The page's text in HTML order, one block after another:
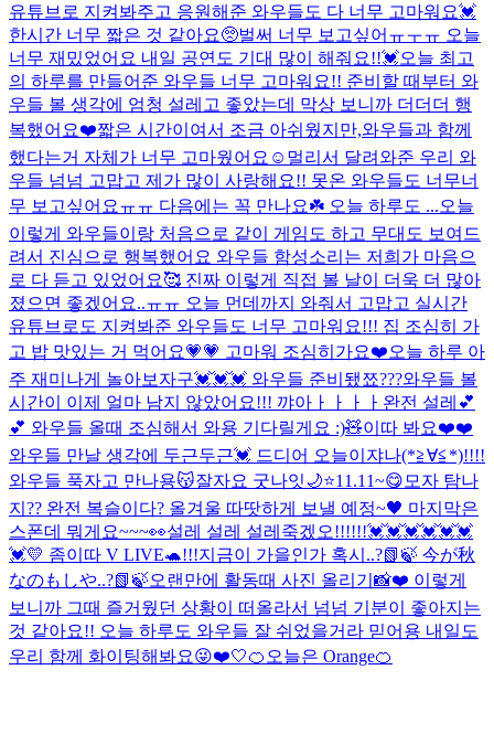
유튜브로 지켜봐주고 응원해준 와우들도 다 너무 고마워요💓
한시간 너무 짧은 것 같아요🥺벌써 너무 보고싶어ㅠㅜㅠ 오늘
너무 재밌었어요 내일 공연도 기대 많이 해줘요!!💓오늘 최고
의 하루를 만들어준 와우들 너무 고마워요!! 준비할 때부터 와
우들 볼 생각에 엄청 설레고 좋았는데 막상 보니까 더더더 행
복했어요❤️짧은 시간이여서 조금 아쉬웠지만,와우들과 함께
했다는거 자체가 너무 고마웠어요☺️멀리서 달려와준 우리 와
우들 넘넘 고맙고 제가 많이 사랑해요!! 못온 와우들도 너무너
무 보고싶어요ㅠㅠ 다음에는 꼭 만나요☘️ 오늘 하루도 ...오늘
이렇게 와우들이랑 처음으로 같이 게임도 하고 무대도 보여드
려서 진심으로 행복했어요 와우들 함성소리는 저희가 마음으
로 다 듣고 있었어요🥰 진짜 이렇게 직접 볼 날이 더욱 더 많아
졌으면 좋겠어요..ㅠㅠ 오늘 먼데까지 와줘서 고맙고 실시간
유튜브로도 지켜봐준 와우들도 너무 고마워요!!! 집 조심히 가
고 밥 맛있는 거 먹어요💗💗 고마워 조심히가요❤️오늘 하루 아
주 재미나게 놀아보자구💓💓💓 와우들 준비됐쬬???와우들 볼
시간이 이제 얼마 남지 않았어요!!! 꺄아ㅏㅏㅏㅏ완전 설레💕
💕 와우들 올때 조심해서 와용 기다릴게요 :)🧸이따 봐요❤️❤️
와우들 만날 생각에 두근두근💓 드디어 오늘이쟈나(*≧∀≦*)!!!!
와우들 푹자고 만나용😽잘자요 굿나잇🌙⭐️11.11~😋 모자 탐나
지?? 완전 복슬이다? 올겨울 따땃하게 보낼 예정~🖤 마지막은
스폰데 뭐게요~~~👀설레 설레 설레죽겠오!!!!!!💓💓💓💓💓💓
💓💛 좀이따 V LIVE🐢!!!지금이 가을인가 혹시..?📗🍃 今が秋
なのもしや..?📗🍃오랜만에 활동때 사진 올리기📸❤️ 이렇게
보니까 그때 즐거웠던 상황이 떠올라서 넘넘 기분이 좋아지는
것 같아요!! 오늘 하루도 와우들 잘 쉬었을거라 믿어용 내일도
우리 함께 화이팅해봐요😜❤️🤍🍊오늘은 Orange🍊